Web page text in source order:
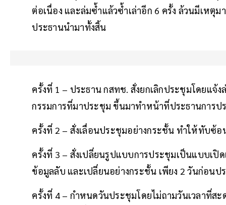
ต่อเนื่อง และล่มซ้ำแล้วซ้ำเล่าอีก 6 ครั้ง ล้วนมีเห
ประธานนำมาทั้งสิ้น
ครั้งที่ 1 – ประธาน กสทช. สั่งยกเลิกประชุมโดยแจ้
กรรมการที่มาประชุม ขึ้นมาทำหน้าที่ประธานการ
ครั้งที่ 2 – สั่งเลื่อนประชุมอย่างกระชั้น ทำให้ทับซ้
ครั้งที่ 3 – สั่งเปลี่ยนรูปแบบการประชุมเป็นแบบเปิ
ข้อมูลลับ และเปลี่ยนอย่างกระชั้น เพียง 2 วันก่อน
ครั้งที่ 4 – กำหนดวันประชุมโดยไม่ถามวันเวลาที่